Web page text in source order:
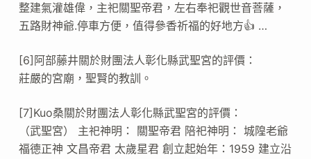
整建氣灌雄偉，主祀關聖帝君，左右奉祀觀世音菩薩，
五路財神爺.停車方便，值得參香祈福的好地方👍 …
[6]阿部藤井關於財團法人彰化縣武聖宮的評價：
莊嚴的宮廟，聖賢的教訓。
[7]Kuo桑關於財團法人彰化縣武聖宮的評價：
（武聖宮） 主祀神明： 關聖帝君 陪祀神明： 城隍老爺
福德正神 文昌帝君 太歲星君 創立起始年：1959 建立沿